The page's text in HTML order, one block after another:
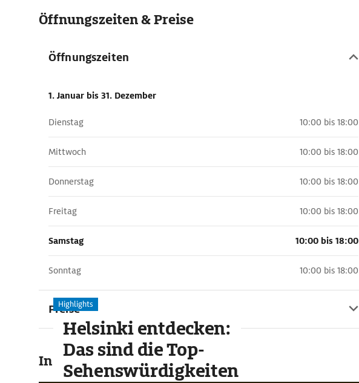
Öffnungszeiten & Preise
Öffnungszeiten
1. Januar bis 31. Dezember
Dienstag 10:00 bis 18:00
Mittwoch 10:00 bis 18:00
Donnerstag 10:00 bis 18:00
Freitag 10:00 bis 18:00
Samstag 10:00 bis 18:00
Sonntag 10:00 bis 18:00
Preise
In der Umgebung
Highlights
Helsinki entdecken:
Das sind die Top-
Sehenswürdigkeiten